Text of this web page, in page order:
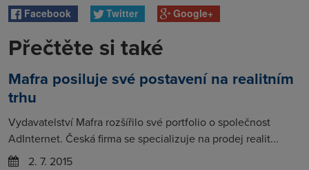
Facebook Twitter Google+
Přečtěte si také
Mafra posiluje své postavení na realitním
trhu
Vydavatelství Mafra rozšířilo své portfolio o společnost
AdInternet. Česká firma se specializuje na prodej realit...
2. 7. 2015